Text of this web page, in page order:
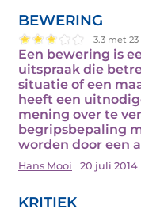
BEWERING
3.3 met
Een bewering is
uitspraak die
situatie of een
heeft een
mening over te
begripsbepaling
worden door een
Hans Mooi 20 juli 2014
KRITIEK